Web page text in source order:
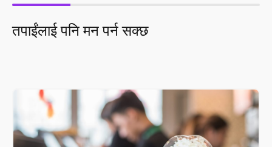
तपाईंलाई पनि मन पर्न सक्छ